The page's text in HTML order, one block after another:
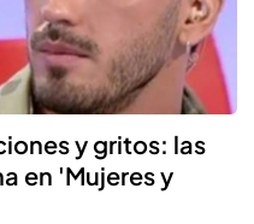
y gritos: las
en 'Mujeres y